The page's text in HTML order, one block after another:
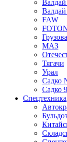
FAW
МАЗ
Тягачи
Урал
Садко
Садко 9
Спецтехника